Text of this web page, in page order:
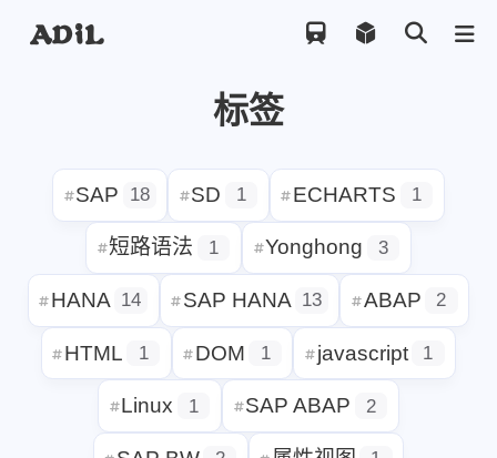
标签
SAP 18 SD 1 ECHARTS
短路语法 1 Yonghong 3
HANA 14 SAP HANA 13 ABAP
HTML 1 DOM 1 javascript